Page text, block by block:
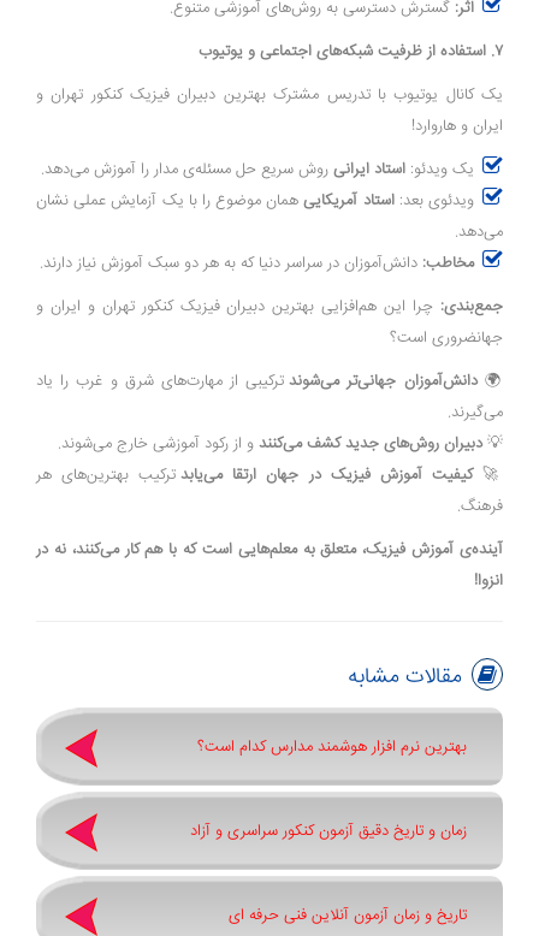
اثر: گسترش دسترسی به روش‌های آموزشی متنوع.
۷. استفاده از ظرفیت شبکه‌های اجتماعی و یوتیوب
یک کانال یوتیوب با تدریس مشترک بهترین دبیران فیزیک کنکور تهران و
ایران و هاروارد!
یک ویدئو: استاد ایرانی روش سریع حل مسئله‌ی مدار را آموزش می‌دهد.
ویدئوی بعد:استاد آمریکاییهمان موضوع را با یک آزمایش عملی نشان
می‌دهد.
مخاطب: دانش‌آموزان در سراسر دنیا که به هر دو سبک آموزش نیاز دارند.
جمع‌بندی: چرا این هم‌افزایی بهترین دبیران فیزیک کنکور تهران و ایران و
جهانضروری است؟
🌍دانش‌آموزان جهانی‌تر می‌شوندترکیبی از مهارت‌های شرق و غرب را یاد
می‌گیرند.
💡دبیران روش‌های جدید کشف می‌کنند و از رکود آموزشی خارج می‌شوند.
🚀کیفیت آموزش فیزیک در جهان ارتقا می‌یابدترکیب بهترین‌های هر
فرهنگ.
آینده‌ی آموزش فیزیک، متعلق به معلم‌هایی است که با هم کار می‌کنند، نه در
انزوا!
مقالات مشابه
بهترین نرم افزار هوشمند مدارس کدام است؟
زمان و تاریخ دقیق آزمون کنکور سراسری و آزاد
تاریخ و زمان آزمون آنلاین فنی حرفه ای